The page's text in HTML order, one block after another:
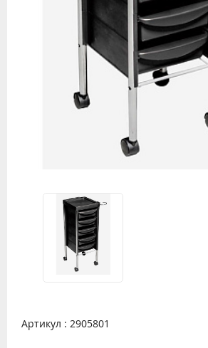
Артикул : 2905801